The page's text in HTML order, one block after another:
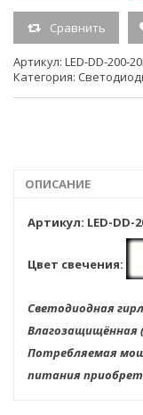
Тип свечения
Сравнить
Артикул: LED-DD-200-
Категория:
ОПИСАНИЕ
Артикул: LED-DD-
Цвет свечения:
Светодиодная
Влагозащищённая
Потребляемая
питания